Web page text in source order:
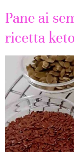
Pane ai
ricetta keto